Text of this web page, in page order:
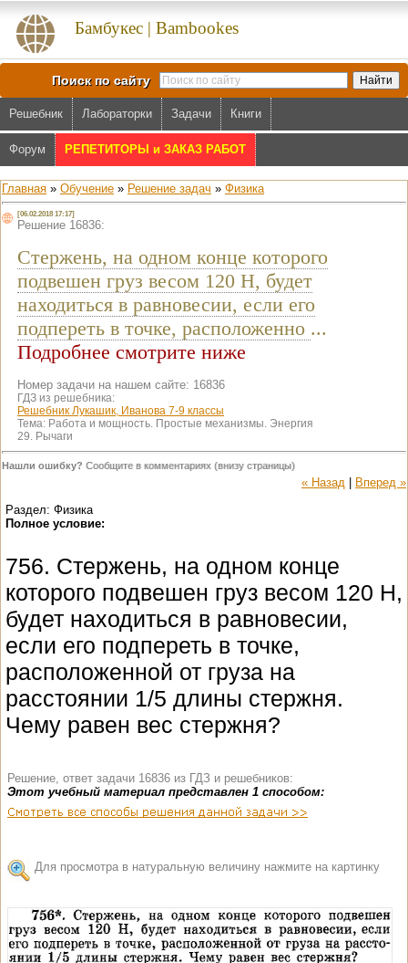
Бамбукес | Bambookes
Поиск по сайту
Решебник Лабораторки Задачи Книги
Форум РЕПЕТИТОРЫ и ЗАКАЗ РАБОТ
Главная » Обучение » Решение задач » Физика
[06.02.2018 17:17]
Решение 16836:
Стержень, на одном конце которого
подвешен груз весом 120 Н, будет
находиться в равновесии, если его
подпереть в точке, расположенно ...
Подробнее смотрите ниже
Номер задачи на нашем сайте: 16836
ГДЗ из решебника:
Решебник Лукашик, Иванова 7-9 классы
Тема: Работа и мощность. Простые механизмы. Энергия
29. Рычаги
Нашли ошибку? Сообщите в комментариях (внизу страницы)
« Назад
Вперед »
Раздел: Физика
Полное условие:
756. Стержень, на одном конце
которого подвешен груз весом 120 Н,
будет находиться в равновесии,
если его подпереть в точке,
расположенной от груза на
расстоянии 1/5 длины стержня.
Чему равен вес стержня?
Решение, ответ задачи 16836 из ГДЗ и решебников:
Этот учебный материал представлен 1 способом:
Для просмотра в натуральную величину нажмите на картинку